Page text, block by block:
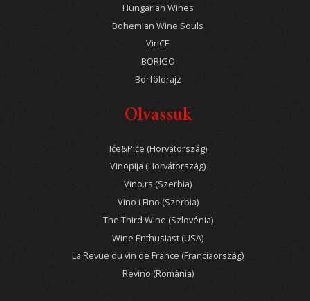
Hungarian Wines
Bohemian Wine Souls
VinCE
BORIGO
Borföldrajz
Olvassuk
Iće&Piće (Horvátország)
Vinopija (Horvátország)
Vino.rs (Szerbia)
Vino i Fino (Szerbia)
The Third Wine (Szlovénia)
Wine Enthusiast (USA)
La Revue du vin de France (Franciaország)
Revino (Románia)